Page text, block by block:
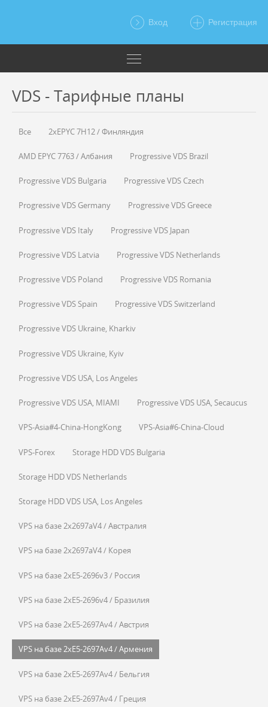
Вход Регистрация
VDS - Тарифные планы
Все 2xEPYC 7H12 / Финляндия
AMD EPYC 7763 / Албания Progressive VDS Brazil
Progressive VDS Bulgaria Progressive VDS Czech
Progressive VDS Germany Progressive VDS Greece
Progressive VDS Italy Progressive VDS Japan
Progressive VDS Latvia Progressive VDS Netherlands
Progressive VDS Poland Progressive VDS Romania
Progressive VDS Spain Progressive VDS Switzerland
Progressive VDS Ukraine, Kharkiv
Progressive VDS Ukraine, Kyiv
Progressive VDS USA, Los Angeles
Progressive VDS USA, MIAMI Progressive VDS USA, Secaucus
VPS-Asia#4-China-HongKong VPS-Asia#6-China-Cloud
VPS-Forex Storage HDD VDS Bulgaria
Storage HDD VDS Netherlands
Storage HDD VDS USA, Los Angeles
VPS на базе 2x2697aV4 / Австралия
VPS на базе 2x2697aV4 / Корея
VPS на базе 2xE5-2696v3 / Россия
VPS на базе 2xE5-2696v4 / Бразилия
VPS на базе 2xE5-2697Av4 / Австрия
VPS на базе 2xE5-2697Av4 / Армения
VPS на базе 2xE5-2697Av4 / Бельгия
VPS на базе 2xE5-2697Av4 / Греция